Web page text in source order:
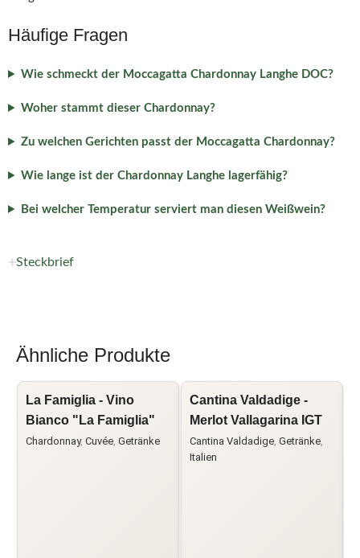
Häufige Fragen
Wie schmeckt der Moccagatta Chardonnay Langhe DOC?
Woher stammt dieser Chardonnay?
Zu welchen Gerichten passt der Moccagatta Chardonnay?
Wie lange ist der Chardonnay Langhe lagerfähig?
Bei welcher Temperatur serviert man diesen Weißwein?
Steckbrief
Ähnliche Produkte
La Famiglia - Vino
Bianco "La Famiglia"
Chardonnay, Cuvée, Getränke
Cantina Valdadige -
Merlot Vallagarina IGT
Cantina Valdadige, Getränke,
Italien